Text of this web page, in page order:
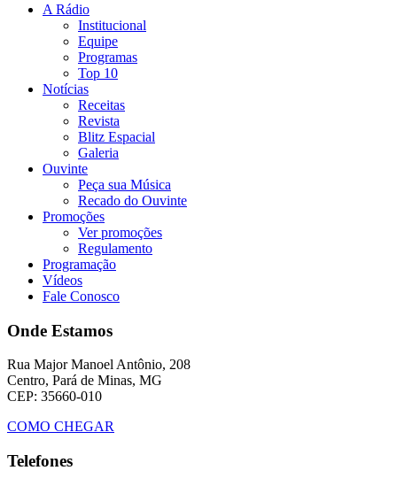
A Rádio
Institucional
Equipe
Programas
Top 10
Notícias
Receitas
Revista
Blitz Espacial
Galeria
Ouvinte
Peça sua Música
Recado do Ouvinte
Promoções
Ver promoções
Regulamento
Programação
Vídeos
Fale Conosco
Onde Estamos
Rua Major Manoel Antônio, 208
Centro, Pará de Minas, MG
CEP: 35660-010
COMO CHEGAR
Telefones